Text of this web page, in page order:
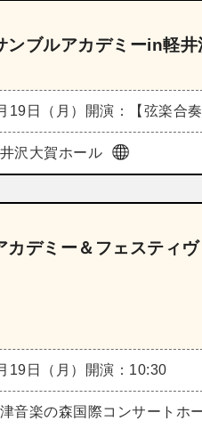
ブルアカデミーin軽井
19日（月） 開演：【弦楽合
沢大賀ホール
デミー＆フェスティ
19日（月） 開演：10:30
音楽の森国際コンサートホ